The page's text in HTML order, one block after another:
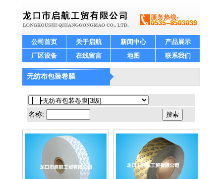
公司首页 关于启航 新闻中心
产品展示
厂区设备
在线留言 地图 联系我们
无纺布包装卷膜
名称: